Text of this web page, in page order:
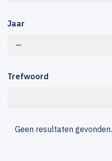
Jaar
—
Trefwoord
Geen resultaten gevonden.